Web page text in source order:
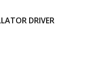
DRIVER